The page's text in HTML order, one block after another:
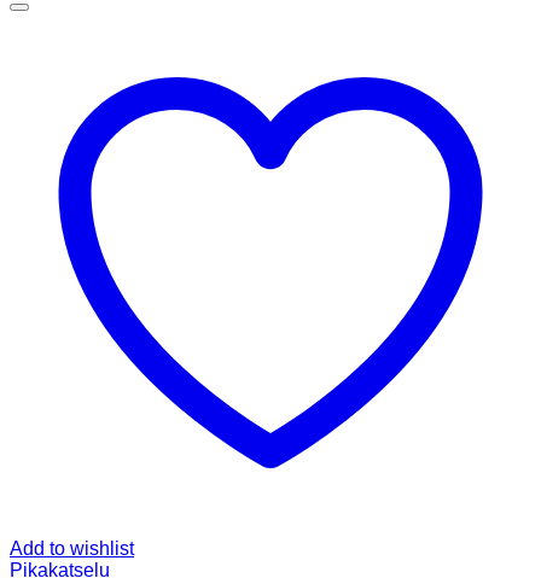
Add to wishlist
Pikakatselu